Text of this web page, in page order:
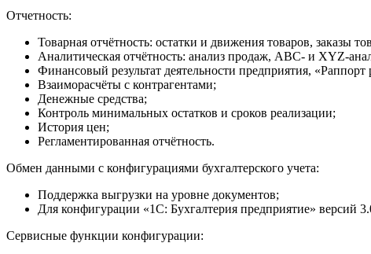
Отчетность:
Товарная отчётность: остатки и движения товаров, заказы
Аналитическая отчётность: анализ продаж, ABC- и XYZ-
Финансовый результат деятельности предприятия, «Раппорт
Взаиморасчёты с контрагентами;
Денежные средства;
Контроль минимальных остатков и сроков реализации;
История цен;
Регламентированная отчётность.
Обмен данными с конфигурациями бухгалтерского учета:
Поддержка выгрузки на уровне документов;
Для конфигурации «1С: Бухгалтерия предприятие»
Сервисные функции конфигурации: